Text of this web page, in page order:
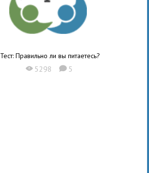
Тест: Правильно ли вы питаетесь?
X 5298 K 5